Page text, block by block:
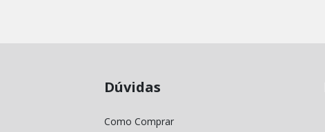
Dúvidas
Como Comprar